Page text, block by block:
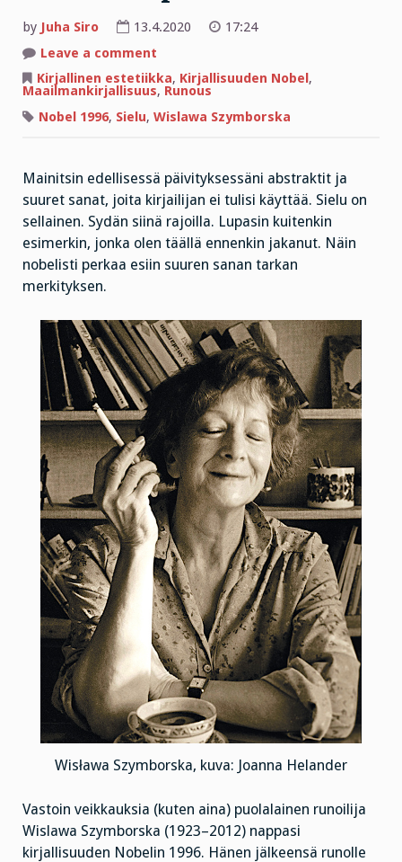
by Juha Siro 13.4.2020
17:24
Leave a comment
sielu
perataan
esiin
Kirjallinen estetiikka, Kirjallisuuden Nobel ,
Maailmankirjallisuus, Runous
Nobel 1996, Sielu, Wislawa Szymborska
Mainitsin edellisessä päivityksessäni abstraktit ja
suuret sanat, joita kirjailijan ei tulisi käyttää. Sielu on
sellainen. Sydän siinä rajoilla. Lupasin kuitenkin
esimerkin, jonka olen täällä ennenkin jakanut. Näin
nobelisti perkaa esiin suuren sanan tarkan
merkityksen.
Wisława Szymborska, kuva: Joanna Helander
Vastoin veikkauksia (kuten aina) puolalainen runoilija
Wislawa Szymborska (1923–2012) nappasi
kirjallisuuden Nobelin 1996. Hänen jälkeensä runolle